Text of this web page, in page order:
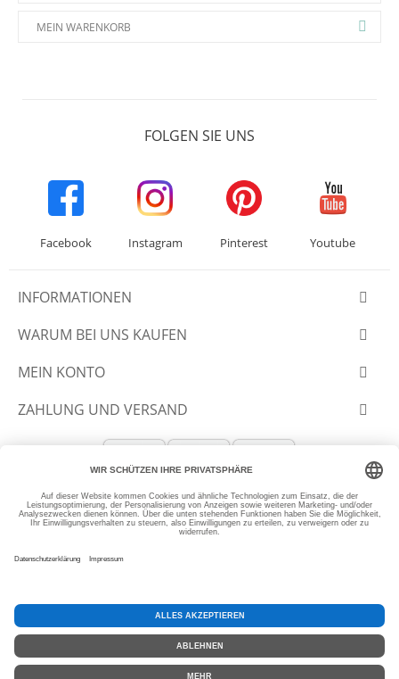
MEIN WARENKORB
FOLGEN SIE UNS
Facebook Instagram Pinterest Youtube
INFORMATIONEN
WARUM BEI UNS KAUFEN
MEIN KONTO
ZAHLUNG UND VERSAND
© 2012-2026 SLANTASTOFFE.DE
* Alle Preise inkl. MwSt, zzgl.Versand